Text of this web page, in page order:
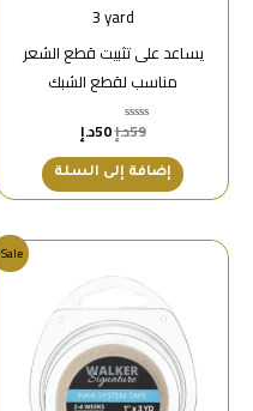
3 yard
يساعد على تثبيت قطع الشعر
مناسب لقطع الشبك
تم
التقييم
0
من
59د.إ50د.إ
إضافة إلى السلة
Sale!